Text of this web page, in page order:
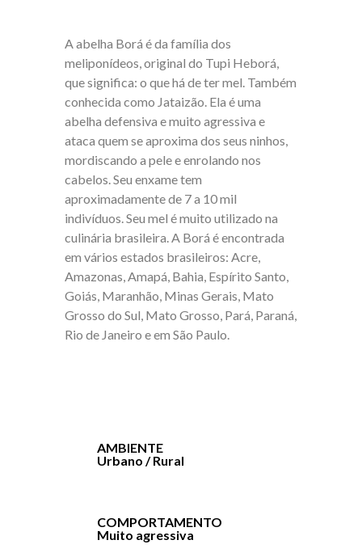
A abelha Borá é da família dos
meliponídeos, original do Tupi Heborá,
que significa: o que há de ter mel. Também
conhecida como Jataizão. Ela é uma
abelha defensiva e muito agressiva e
ataca quem se aproxima dos seus ninhos,
mordiscando a pele e enrolando nos
cabelos. Seu enxame tem
aproximadamente de 7 a 10 mil
indivíduos. Seu mel é muito utilizado na
culinária brasileira. A Borá é encontrada
em vários estados brasileiros: Acre,
Amazonas, Amapá, Bahia, Espírito Santo,
Goiás, Maranhão, Minas Gerais, Mato
Grosso do Sul, Mato Grosso, Pará, Paraná,
Rio de Janeiro e em São Paulo.
AMBIENTE
Urbano / Rural
COMPORTAMENTO
Muito agressiva